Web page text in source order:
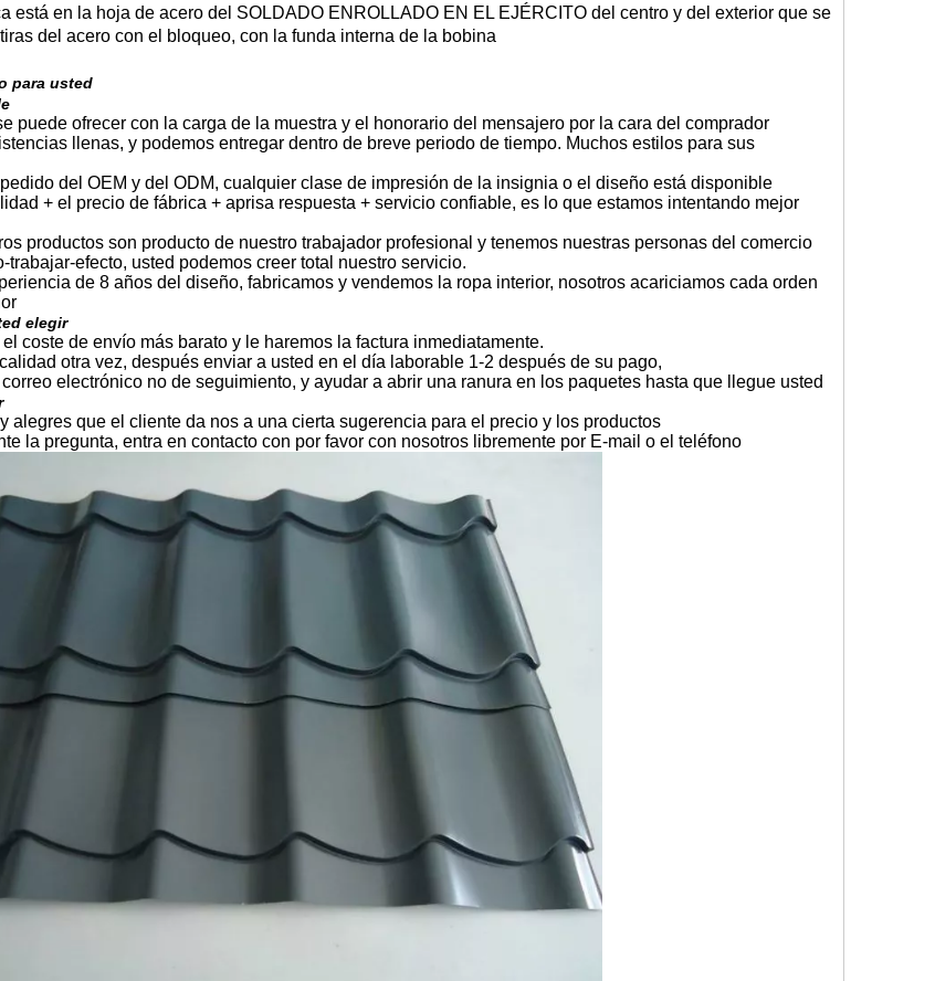
está en la hoja de acero del SOLDADO ENROLLADO EN EL EJÉRCITO del centro y del exterior que se
del acero con el bloqueo, con la funda interna de la bobina
para usted
puede ofrecer con la carga de la muestra y el honorario del mensajero por la cara del comprador
llenas, y podemos entregar dentro de breve periodo de tiempo. Muchos estilos para sus
del OEM y del ODM, cualquier clase de impresión de la insignia o el diseño está disponible
+ el precio de fábrica + aprisa respuesta + servicio confiable, es lo que estamos intentando mejor
productos son producto de nuestro trabajador profesional y tenemos nuestras personas del comercio
trabajar-efecto, usted podemos creer total nuestro servicio.
de 8 años del diseño, fabricamos y vendemos la ropa interior, nosotros acariciamos cada orden
elegir
coste de envío más barato y le haremos la factura inmediatamente.
otra vez, después enviar a usted en el día laborable 1-2 después de su pago,
electrónico no de seguimiento, y ayudar a abrir una ranura en los paquetes hasta que llegue usted
alegres que el cliente da nos a una cierta sugerencia para el precio y los productos
la pregunta, entra en contacto con por favor con nosotros libremente por E-mail o el teléfono